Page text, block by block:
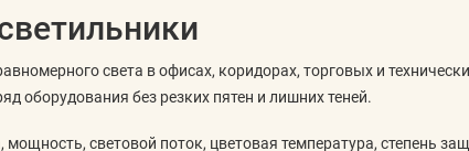
света в офисах, коридорах, торговых и
оборудования без резких пятен и лишних теней.
световой поток, цветовая температура, степень